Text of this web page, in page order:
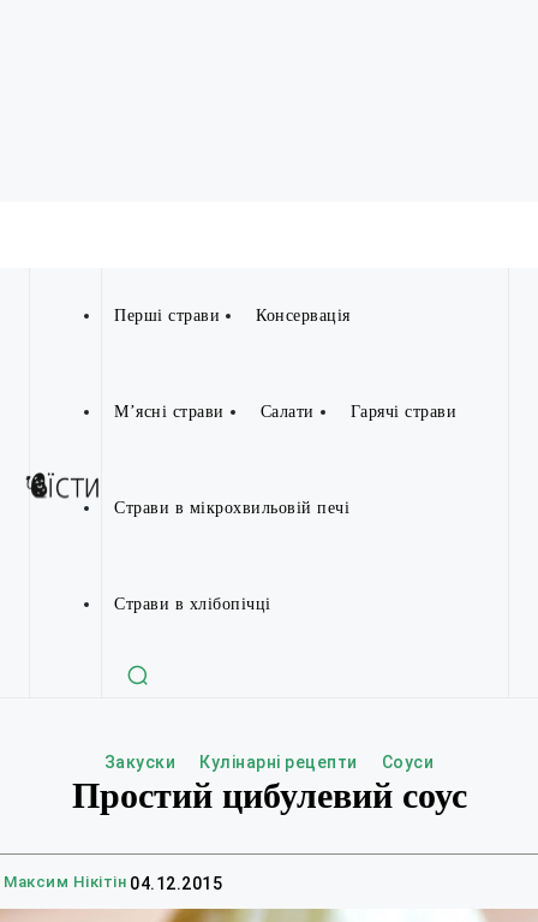
Перші страви Консервація
М’ясні страви Салати Гарячі страви
Страви в мікрохвильовій печі
Страви в хлібопічці
Закуски Кулінарні рецепти Соуси
Простий цибулевий соус
Максим Нікітін 04.12.2015